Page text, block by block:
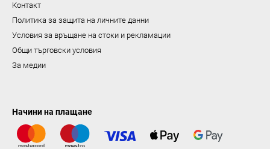
Контакт
Политика за защита на личните данни
Условия за връщане на стоки и рекламации
Общи търговски условия
За медии
Начини на плащане